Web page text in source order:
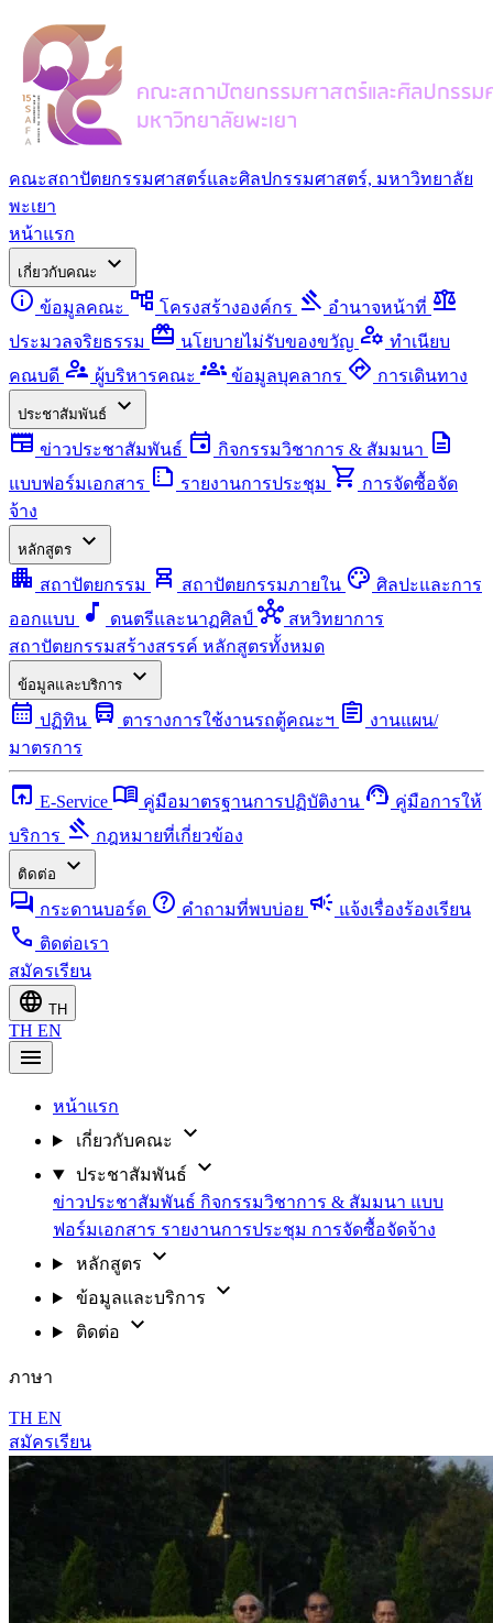
คณะสถาปัตยกรรมศาสตร์และศิลปกรรมศาสตร์, มหาวิทยาลัย
พะเยา
หน้าแรก
เกี่ยวกับคณะ
expand_more
info ข้อมูลคณะ account_tree โครงสร้างองค์กร gavel อำนาจหน้าที่ balance
ประมวลจริยธรรม redeem นโยบายไม่รับของขวัญ manage_accounts ทำเนียบ
คณบดี supervisor_account ผู้บริหารคณะ groups ข้อมูลบุคลากร directions การเดินทาง
ประชาสัมพันธ์
expand_more
newspaper ข่าวประชาสัมพันธ์ event กิจกรรมวิชาการ & สัมมนา description
แบบฟอร์มเอกสาร summarize รายงานการประชุม shopping_cart การจัดซื้อจัด
จ้าง
หลักสูตร
expand_more
apartment สถาปัตยกรรม chair_alt สถาปัตยกรรมภายใน palette ศิลปะและการ
ออกแบบ
music_note ดนตรีและนาฏศิลป์ hub สหวิทยาการ
สถาปัตยกรรมสร้างสรรค์ หลักสูตรทั้งหมด
ข้อมูลและบริการ
expand_more
calendar_month ปฏิทิน directions_bus ตารางการใช้งานรถตู้คณะฯ assignment งานแผน/
มาตรการ
open_in_browser E-Service menu_book คู่มือมาตรฐานการปฏิบัติงาน support_agent คู่มือการให้
บริการ gavel กฎหมายที่เกี่ยวข้อง
ติดต่อ
expand_more
forum กระดานบอร์ด help คำถามที่พบบ่อย campaign แจ้งเรื่องร้องเรียน
call ติดต่อเรา
สมัครเรียน
language TH
TH EN
menu
หน้าแรก
เกี่ยวกับคณะ
expand_more
ประชาสัมพันธ์ expand_more
ข่าวประชาสัมพันธ์ กิจกรรมวิชาการ & สัมมนา แบบ
ฟอร์มเอกสาร รายงานการประชุม การจัดซื้อจัดจ้าง
หลักสูตร
expand_more
ข้อมูลและบริการ expand_more
ติดต่อ expand_more
ภาษา
TH EN
สมัครเรียน